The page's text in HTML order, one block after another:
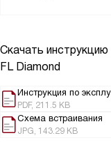
Скачать инструкцию
FL Diamond
Инструкция по
PDF, 211.5 KB
Схема встраивания
JPG, 143.29 KB